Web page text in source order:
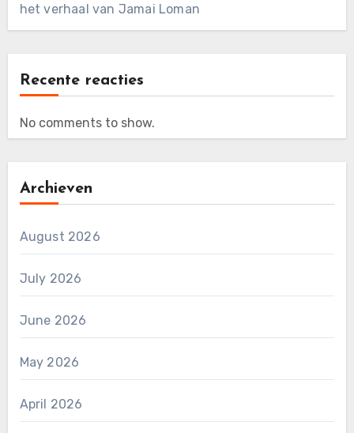
het verhaal van Jamai Loman
Recente reacties
No comments to show.
Archieven
August 2026
July 2026
June 2026
May 2026
April 2026